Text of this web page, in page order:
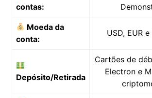
contas:
Moeda da
conta:
USD, EUR e
Depósito/Retirada
Cartões de
Visa
MasterCard,